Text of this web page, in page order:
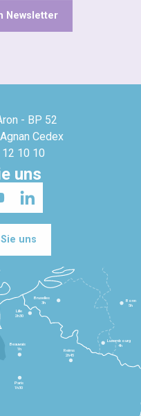
Newsletter
- BP 52
Cedex
10 10
uns
uns
Paris
1h30
Beauvais
1h
Reims
2h45
Lille
2h30
Bruxelles
3h
Bonn
5h
Luxembourg
4h